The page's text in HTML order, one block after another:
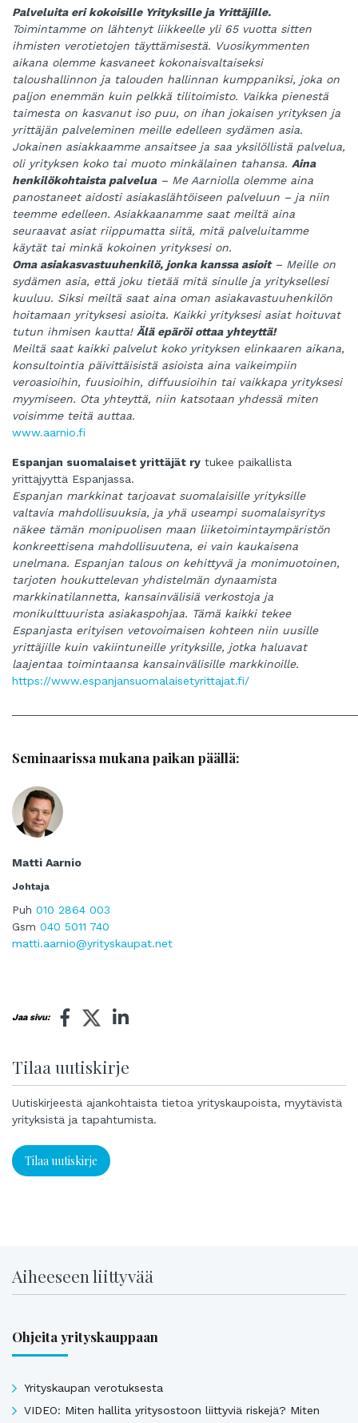
Palveluita eri kokoisille Yrityksille ja Yrittäjille.
Toimintamme on lähtenyt liikkeelle yli 65 vuotta sitten
ihmisten verotietojen täyttämisestä. Vuosikymmenten
aikana olemme kasvaneet kokonaisvaltaiseksi
taloushallinnon ja talouden hallinnan kumppaniksi, joka on
paljon enemmän kuin pelkkä tilitoimisto. Vaikka pienestä
taimesta on kasvanut iso puu, on ihan jokaisen yrityksen ja
yrittäjän palveleminen meille edelleen sydämen asia.
Jokainen asiakkaamme ansaitsee ja saa yksilöllistä palvelua,
oli yrityksen koko tai muoto minkälainen tahansa. Aina
henkilökohtaista palvelua– Me Aarniolla olemme aina
panostaneet aidosti asiakaslähtöiseen palveluun – ja niin
teemme edelleen. Asiakkaanamme saat meiltä aina
seuraavat asiat riippumatta siitä, mitä palveluitamme
käytät tai minkä kokoinen yrityksesi on.
Oma asiakasvastuuhenkilö, jonka kanssa asioit– Meille on
sydämen asia, että joku tietää mitä sinulle ja yrityksellesi
kuuluu. Siksi meiltä saat aina oman asiakavastuuhenkilön
hoitamaan yrityksesi asioita. Kaikki yrityksesi asiat hoituvat
tutun ihmisen kautta! Älä epäröi ottaa yhteyttä!
Meiltä saat kaikki palvelut koko yrityksen elinkaaren aikana,
konsultointia päivittäisistä asioista aina vaikeimpiin
veroasioihin, fuusioihin, diffuusioihin tai vaikkapa yrityksesi
myymiseen. Ota yhteyttä, niin katsotaan yhdessä miten
voisimme teitä auttaa.
www.aarnio.fi
Espanjan suomalaiset yrittäjät ry tukee paikallista
yrittäjyyttä Espanjassa.
Espanjan markkinat tarjoavat suomalaisille yrityksille
valtavia mahdollisuuksia, ja yhä useampi suomalaisyritys
näkee tämän monipuolisen maan liiketoimintaympäristön
konkreettisena mahdollisuutena, ei vain kaukaisena
unelmana. Espanjan talous on kehittyvä ja monimuotoinen,
tarjoten houkuttelevan yhdistelmän dynaamista
markkinatilannetta, kansainvälisiä verkostoja ja
monikulttuurista asiakaspohjaa. Tämä kaikki tekee
Espanjasta erityisen vetovoimaisen kohteen niin uusille
yrittäjille kuin vakiintuneille yrityksille, jotka haluavat
laajentaa toimintaansa kansainvälisille markkinoille.
https://www.espanjansuomalaisetyrittajat.fi/
Seminaarissa mukana paikan päällä:
Matti Aarnio
Johtaja
Puh 010 2864 003
Gsm 040 5011 740
matti.aarnio@yrityskaupat.net
Jaa sivu:
Tilaa uutiskirje
Uutiskirjeestä ajankohtaista tietoa yrityskaupoista, myytävistä
yrityksistä ja tapahtumista.
Tilaa uutiskirje
Aiheeseen liittyvää
Ohjeita yrityskauppaan
Yrityskaupan verotuksesta
VIDEO: Miten hallita yritysostoon liittyviä riskejä? Miten